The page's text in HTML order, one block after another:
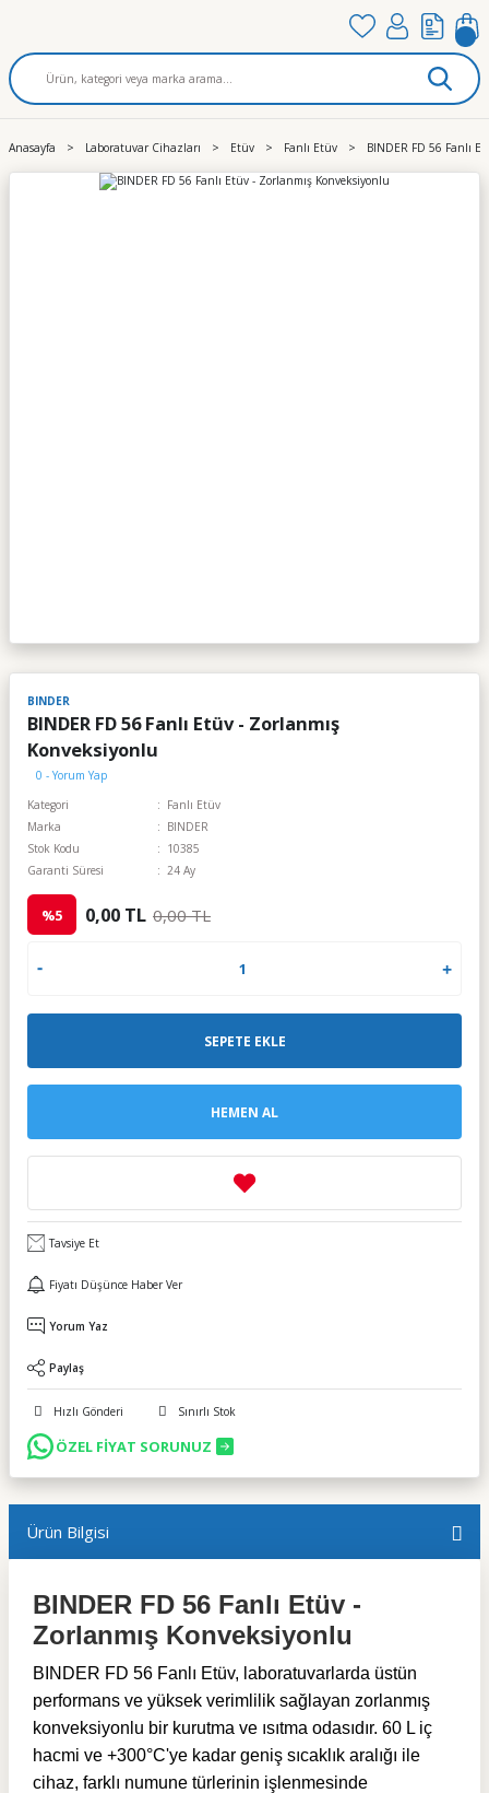
Anasayfa Laboratuvar Cihazları Etüv Fanlı Etüv BINDER FD 56 Fanlı
BINDER
BINDER FD 56 Fanlı Etüv - Zorlanmış
Konveksiyonlu
0 - Yorum Yap
Kategori
Fanlı Etüv
Marka
BINDER
Stok Kodu
10385
Garanti Süresi
24 Ay
%5 0,00 TL 0,00 TL
SEPETE EKLE
HEMEN AL
Tavsiye Et
Fiyatı Düşünce Haber Ver
Yorum Yaz
Paylaş
Hızlı Gönderi Sınırlı Stok
ÖZEL FİYAT SORUNUZ
Ürün Bilgisi
BINDER FD 56 Fanlı Etüv -
Zorlanmış Konveksiyonlu
BINDER FD 56 Fanlı Etüv, laboratuvarlarda üstün
performans ve yüksek verimlilik sağlayan zorlanmış
konveksiyonlu bir kurutma ve ısıtma odasıdır. 60 L iç
hacmi ve +300°C'ye kadar geniş sıcaklık aralığı ile
cihaz, farklı numune türlerinin işlenmesinde